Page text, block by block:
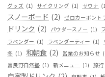
グッズ (1) サイクリング (1) サウナ
スノーボード (2) ゼロカーボント
ドリンク (2) パウダースノー (1)
ラベンダー (1) ラベンダーティー (1)
冬 (1) 和朝食 (2) 営業のお知らせ
富良野自然塾 (1) 新メニュー (1) 旅行